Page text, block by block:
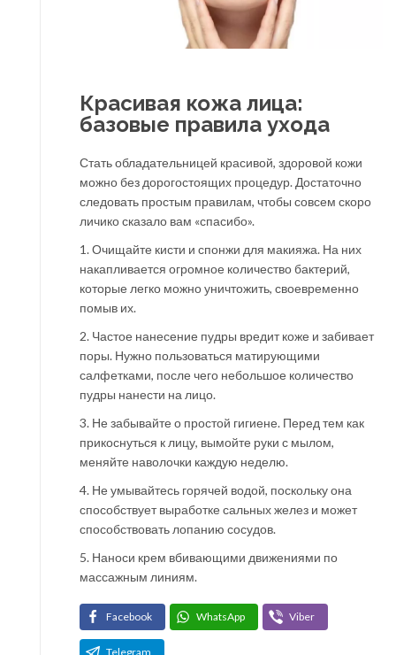
Красивая кожа лица:
базовые правила ухода
Стать обладательницей красивой, здоровой кожи
можно без дорогостоящих процедур. Достаточно
следовать простым правилам, чтобы совсем скоро
личико сказало вам «спасибо».
1. Очищайте кисти и спонжи для макияжа. На них
накапливается огромное количество бактерий,
которые легко можно уничтожить, своевременно
помыв их.
2. Частое нанесение пудры вредит коже и забивает
поры. Нужно пользоваться матирующими
салфетками, после чего небольшое количество
пудры нанести на лицо.
3. Не забывайте о простой гигиене. Перед тем как
прикоснуться к лицу, вымойте руки с мылом,
меняйте наволочки каждую неделю.
4. Не умывайтесь горячей водой, поскольку она
способствует выработке сальных желез и может
способствовать лопанию сосудов.
5. Наноси крем вбивающими движениями по
массажным линиям.
Facebook WhatsApp Viber
Telegram